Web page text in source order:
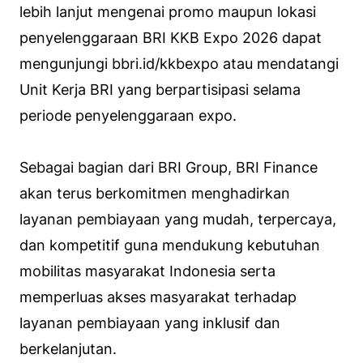
lebih lanjut mengenai promo maupun lokasi
penyelenggaraan BRI KKB Expo 2026 dapat
mengunjungi bbri.id/kkbexpo atau mendatangi
Unit Kerja BRI yang berpartisipasi selama
periode penyelenggaraan expo.
Sebagai bagian dari BRI Group, BRI Finance
akan terus berkomitmen menghadirkan
layanan pembiayaan yang mudah, terpercaya,
dan kompetitif guna mendukung kebutuhan
mobilitas masyarakat Indonesia serta
memperluas akses masyarakat terhadap
layanan pembiayaan yang inklusif dan
berkelanjutan.